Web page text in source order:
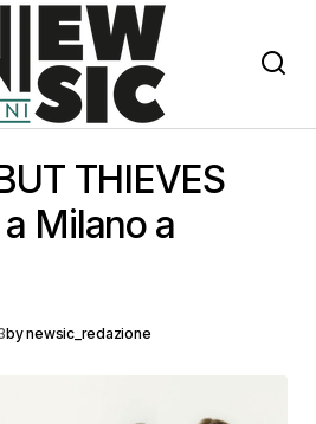
THIEVES
Milano a
bynewsic_redazione